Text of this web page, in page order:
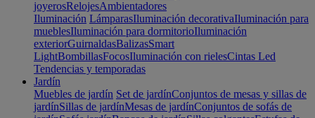
joyerosRelojesAmbientadores
Iluminación LámparasIluminación decorativaIluminación para
mueblesIluminación para dormitorioIluminación
exteriorGuirnaldasBalizasSmart
LightBombillasFocosIluminación con rielesCintas Led
Tendencias y temporadas
Jardín
Muebles de jardín Set de jardínConjuntos de mesas y sillas de
jardínSillas de jardínMesas de jardínConjuntos de sofás de